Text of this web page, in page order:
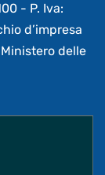
- P. Iva:
d’impresa
delle